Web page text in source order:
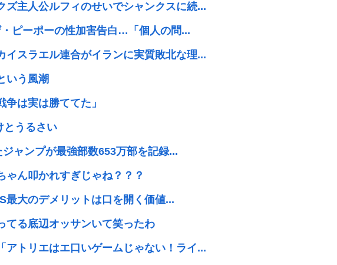
ズ主人公ルフィのせいでシャンクスに続...
・ピーポーの性加害告白…「個人の問...
イスラエル連合がイランに実質敗北な理...
いう風潮
争は実は勝ててた」
とうるさい
ジャンプが最強部数653万部を記録...
ゃん叩かれすぎじゃね？？？
最大のデメリットは口を開く価値...
てる底辺オッサンいて笑ったわ
アトリエはエ口いゲームじゃない！ライ...